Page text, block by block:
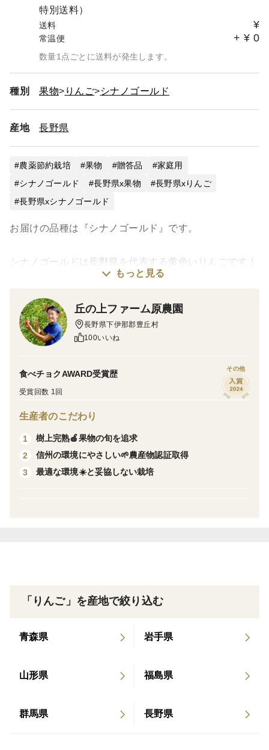
特別送料）
送料 ¥
常温便 + ¥ 0
数量1点ごとに送料が発生します。
種別 果物 りんご シナノゴールド
産地 長野県
農薬節約栽培 果物 贈答品
家庭用
シナノゴールド
長野県x果物
長野県xりんご
長野県xシナノゴールド
お届けの品種は『シナノゴールド』です。
シナノゴールドは長野県を代表する黄色いりんごです！
甘さ酸味がしっかりあり、濃厚な味で、かつ食感もシャ
冷蔵庫で1ヶ月以上保存できる貯蔵性の高さで全国的に
も人気の品種となっております！
※お届けのりんごは贈答品になります。
一つ一つ丁寧にフルーツキャップに入れて、お届けいた
します。贈り物にも最適です。
到着したら早めにお召し上がりください。
1個づつビニール袋や新聞紙に入れて冷蔵庫にて保管し
もっと見る
丘の上ファーム原農園
長野県下伊那郡豊丘村
100いいね
食べチョクAWARD受賞歴
受賞回数 1回
その他
生産者のこだわり
1
樹上完熟🍎果物の旬を追求
2
信州の環境にやさしい🌱農産物認証取得
3
最適な環境☀️と妥協しない栽培
「りんご」を産地で絞り込む
青森県 岩手県
山形県 福島県
群馬県 長野県